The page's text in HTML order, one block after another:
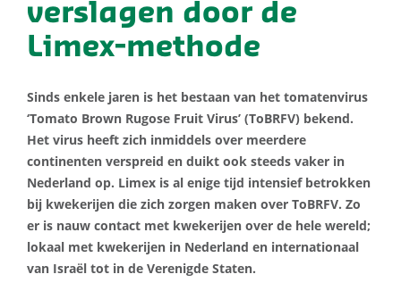
verslagen door de
Limex-methode
Sinds enkele jaren is het bestaan van het tomatenvirus
‘Tomato Brown Rugose Fruit Virus’ (ToBRFV) bekend.
Het virus heeft zich inmiddels over meerdere
continenten verspreid en duikt ook steeds vaker in
Nederland op. Limex is al enige tijd intensief betrokken
bij kwekerijen die zich zorgen maken over ToBRFV. Zo
er is nauw contact met kwekerijen over de hele wereld;
lokaal met kwekerijen in Nederland en internationaal
van Israël tot in de Verenigde Staten.